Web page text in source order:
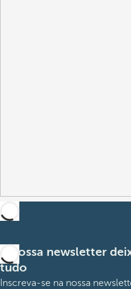
A nossa newsletter
tudo
Inscreva-se na nossa